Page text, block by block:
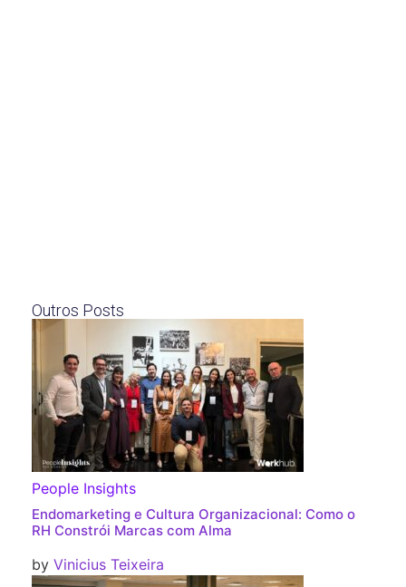
Outros Posts
People Insights
Endomarketing e Cultura Organizacional: Como o
RH Constrói Marcas com Alma
by Vinicius Teixeira